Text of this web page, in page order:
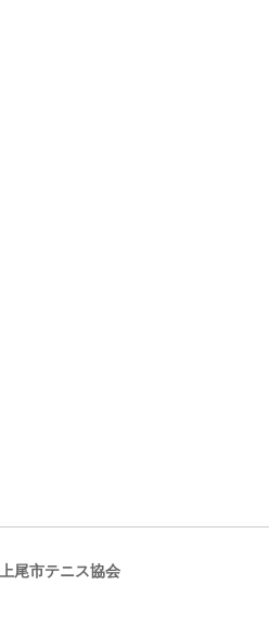
上尾市テニス協会